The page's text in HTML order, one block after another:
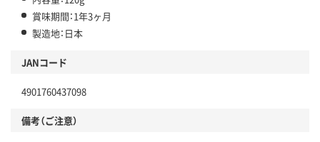
賞味期間：1年3ヶ月
製造地：日本
JANコード
4901760437098
備考（ご注意）